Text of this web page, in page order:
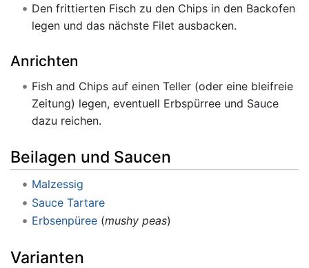
Den frittierten Fisch zu den Chips in den Backofen
legen und das nächste Filet ausbacken.
Anrichten
Fish and Chips auf einen Teller (oder eine bleifreie
Zeitung) legen, eventuell Erbspürree und Sauce
dazu reichen.
Beilagen und Saucen
Malzessig
Sauce Tartare
Erbsenpüree(mushy peas)
Varianten